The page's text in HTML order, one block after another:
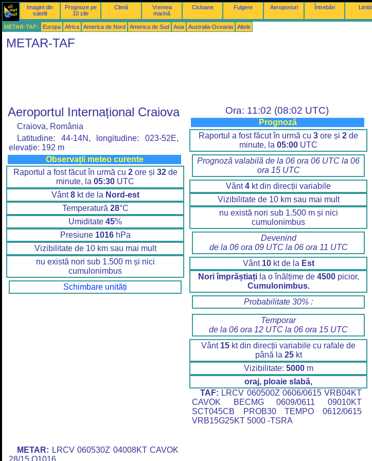
Imagini din
satelit
Prognoze pe
10 zile
Climă
Vremea
marină
Cicloane Fulgere Aeroporturi Întrebări Limbi
METAR-TAF: Europa Africa America de Nord America de Sud Asia Australia-Oceania Altele
METAR-TAF
Aeroportul Internațional Craiova
Craiova, România
Latitudine: 44-14N, longitudine: 023-52E,
elevație: 192 m
Observații meteo curente
Raportul a fost făcut în urmă cu 2ore și 32de
minute, la 05:30 UTC
Vânt8kt de la Nord-est
Temperatură 28°C
Umiditate 45%
Presiune 1016hPa
Vizibilitate de 10 km sau mai mult
nu există nori sub 1.500 m și nici
cumulonimbus
Schimbare unități
METAR: LRCV 060530Z 04008KT CAVOK
Ora: 11:02 (08:02 UTC)
Prognoză
Raportul a fost făcut în urmă cu 3 ore și 2 de
minute, la 05:00 UTC
Prognoză valabilă de la 06 ora 06 UTC la 06
ora 15 UTC
Vânt4 kt din direcții variabile
Vizibilitate de 10 km sau mai mult
nu există nori sub 1.500 m și nici
cumulonimbus
Devenind
de la 06 ora 09 UTC la 06 ora 11 UTC
Vânt 10kt de la Est
Nori împrăștiațila o înălțime de 4500picior,
Cumulonimbus.
Probabilitate 30% :
Temporar
de la 06 ora 12 UTC la 06 ora 15 UTC
Vânt 15 kt din direcții variabile cu rafale de
până la 25kt
Vizibilitate: 5000m
oraj, ploaie slabă,
TAF: LRCV 060500Z 0606/0615 VRB04KT
CAVOK BECMG 0609/0611 09010KT
SCT045CB PROB30 TEMPO 0612/0615
VRB15G25KT 5000 -TSRA